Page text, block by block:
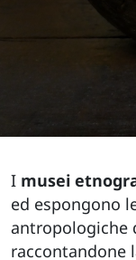
I musei
ed espongono
antropologiche
raccontandone